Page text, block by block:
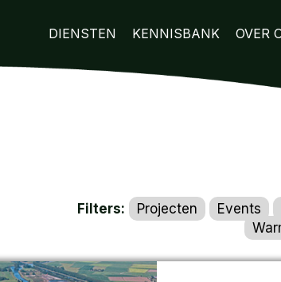
DIENSTEN KENNISBANK OVER
Filters: Projecten Events